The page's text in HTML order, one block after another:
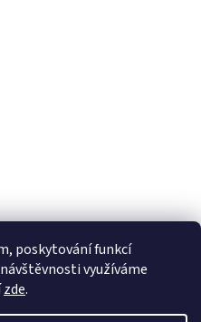
poskytování funkcí
využíváme
zde.